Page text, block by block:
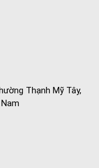
Thạnh Mỹ Tây,